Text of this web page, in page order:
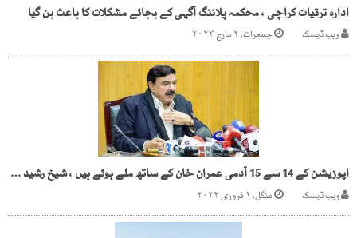
ادارہ ترقیات کراچی ، محکمہ پلاننگ آگہی کے بجائے مشکلات کا باعث بن گیا
ویب ڈیسک جمعرات, ۲ مارچ ۲۰۲۳
اپوزیشن کے 14 سے 15 آدمی عمران خان کے ساتھ ملے ہوئے ہیں ، شیخ رشید کا دعویٰ
ویب ڈیسک منگل, ۱ فروری ۲۰۲۲